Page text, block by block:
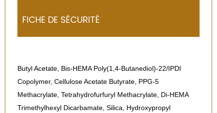
FICHE DE SÉCURITÉ
Butyl Acetate, Bis-HEMA Poly(1,4-Butanediol)-22/IPDI
Copolymer, Cellulose Acetate Butyrate, PPG-5
Methacrylate, Tetrahydrofurfuryl Methacrylate, Di-HEMA
Trimethylhexyl Dicarbamate, Silica, Hydroxypropyl